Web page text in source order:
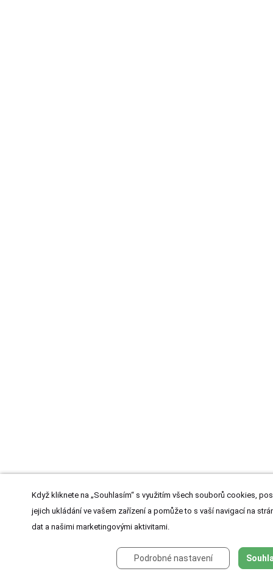
Když kliknete na „Souhlasím“ s využitím všech souborů cookies,
jejich ukládání ve vašem zařízení a pomůže to s vaší navigací na
dat a našimi marketingovými aktivitami.
Podrobné nastavení